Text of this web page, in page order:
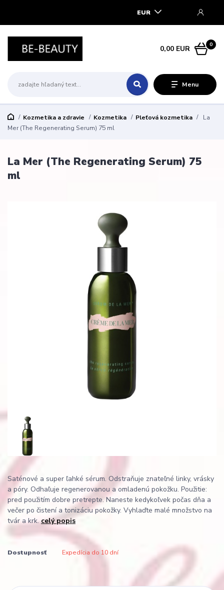
Menu
EUR
0
0,00 EUR
Kozmetika a zdravie Kozmetika Pleťová kozmetika
La
Mer (The Regenerating Serum) 75 ml
La Mer (The Regenerating Serum) 75
ml
Saténové a super ľahké sérum. Odstraňuje znateľné linky, vrásky
a póry. Odhaľuje regenerovanou a omladenú pokožku. Použitie:
pred použitím dobre pretrepte. Naneste kedykoľvek počas dňa a
večer po čistení a tonizáciu pokožky. Vyhlaďte malé množstvo na
tvár a krk.celý popis
Dostupnosť Expedícia do 10 dní